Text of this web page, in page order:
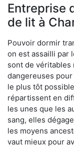
Entreprise
de lit à
Pouvoir dormir
on est assailli par
sont de
dangereuses
le plus tôt
répartissent en
les unes que les
sang, elles
les moyens
vaut mieux pour